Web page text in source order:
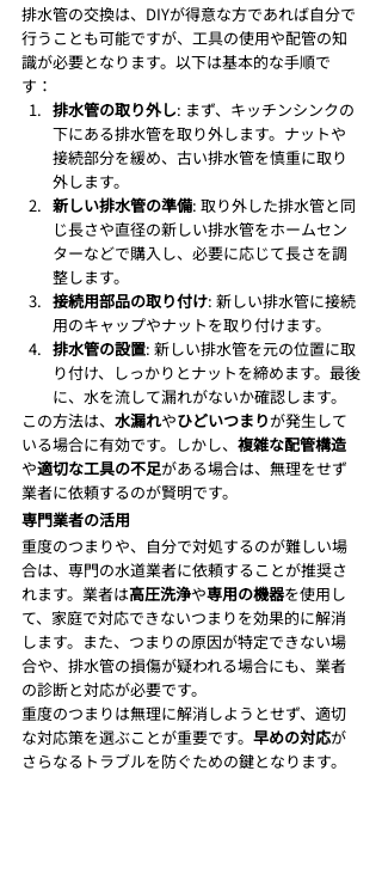
排水管の交換は、DIYが得意な方であれば自分で
行うことも可能ですが、工具の使用や配管の知
識が必要となります。以下は基本的な手順で
す：
排水管の取り外し: まず、キッチンシンクの
下にある排水管を取り外します。ナットや
接続部分を緩め、古い排水管を慎重に取り
外します。
新しい排水管の準備: 取り外した排水管と同
じ長さや直径の新しい排水管をホームセン
ターなどで購入し、必要に応じて長さを調
整します。
接続用部品の取り付け: 新しい排水管に接続
用のキャップやナットを取り付けます。
排水管の設置: 新しい排水管を元の位置に取
り付け、しっかりとナットを締めます。最後
に、水を流して漏れがないか確認します。
この方法は、 水漏れやひどいつまりが発生して
いる場合に有効です。しかし、 複雑な配管構造
や適切な工具の不足がある場合は、無理をせず
業者に依頼するのが賢明です。
専門業者の活用
重度のつまりや、自分で対処するのが難しい場
合は、専門の水道業者に依頼することが推奨さ
れます。業者は高圧洗浄や専用の機器を使用し
て、家庭で対応できないつまりを効果的に解消
します。また、つまりの原因が特定できない場
合や、排水管の損傷が疑われる場合にも、業者
の診断と対応が必要です。
重度のつまりは無理に解消しようとせず、適切
な対応策を選ぶことが重要です。 早めの対応が
さらなるトラブルを防ぐための鍵となります。